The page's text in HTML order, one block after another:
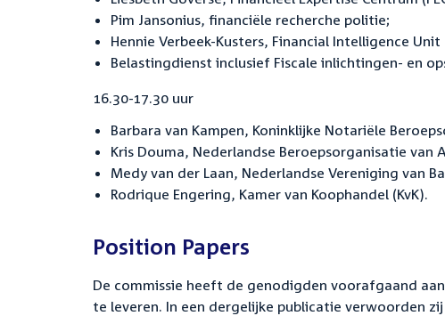
Pim Jansonius, financiële recherche politie;
Hennie Verbeek-Kusters, Financial Intelligence Unit
Belastingdienst inclusief Fiscale inlichtingen- en
16.30-17.30 uur
Barbara van Kampen, Koninklijke Notariële
Kris Douma, Nederlandse Beroepsorganisatie van
Medy van der Laan, Nederlandse Vereniging van
Rodrique Engering, Kamer van Koophandel (KvK).
Position Papers
De commissie heeft de genodigden voorafgaand
te leveren. In een dergelijke publicatie verwoorden